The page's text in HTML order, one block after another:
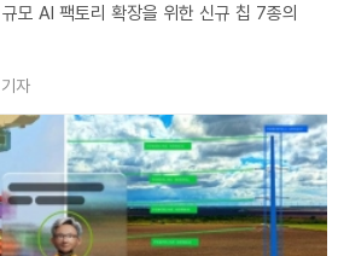
모 AI 팩토리 확장을 위한 신규 칩 7종의
자